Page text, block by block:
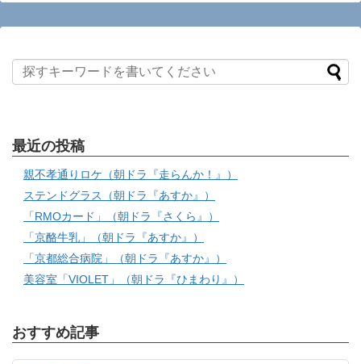
最近の投稿
親不孝通りロケ（朝ドラ『走らんか！』）
ステンドグラス（朝ドラ『あすか』）
「RMOカード」（朝ドラ『さくら』）
「京酪牛乳」（朝ドラ『あすか』）
「京都総合病院」（朝ドラ『あすか』）
美容室「VIOLET」（朝ドラ『ひまわり』）
おすすめ記事